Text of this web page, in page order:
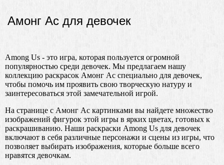
Амонг Ас для девочек
Among Us - это игра, которая пользуется огромной
популярностью среди девочек. Мы предлагаем нашу
коллекцию раскрасок Амонг Ас специально для девочек,
чтобы помочь им проявить свою творческую натуру и
заинтересоваться этой замечательной игрой.
На странице с Амонг Ас картинками вы найдете множество
изображений фигурок этой игры в ярких цветах, готовых к
раскрашиванию. Наши раскраски Among Us для девочек
включают в себя различные персонажи и сцены из игры, что
позволяет выбирать изображения, которые больше всего
нравятся девочкам.